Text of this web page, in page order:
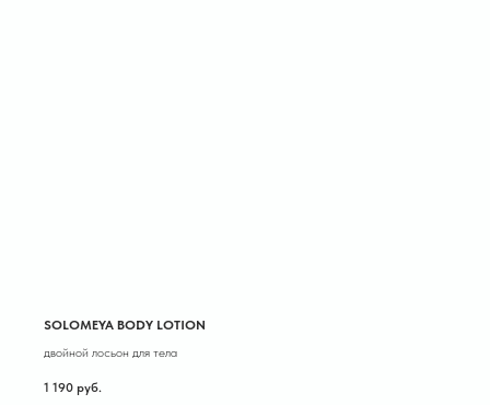
SOLOMEYA BODY LOTION
двойной лосьон для тела
1 190 руб.